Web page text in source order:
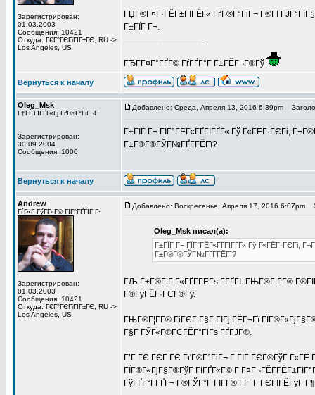
Зарегистрирован:
01.03.2003
Сообщения: 10421
Откуда: Г€Г°ГЄГіГІГ±ГЄ, RU ->
Los Angeles, US
ГЏГ®Г¤Г·ГЁГ±ГІГЁГ« ГґГ®Г°ГіГ¬ Г®ГІ
Г±ГЇГ Г¬.
ГЂГ­Г¤Г°ГҐГ© ГѓГҐГ°Г Г±ГЁГ¬Г®Гў
Вернуться к началу
Oleg_Msk
Г†ГЁГІГҐГ«Гј ГґГ®Г°ГіГ¬Г
Зарегистрирован:
30.09.2004
Сообщения: 1000
Добавлено: Среда, Апреля 13, 2016 6:39pm
Г±ГЇГ Г¬ ГЇГ°ГЁГ«ГҐГІГҐГ« Гў Г«ГЁГ·ГЄГі,
Г±Г®Г®ГЎГ№ГҐГ­ГЁГї?
Вернуться к началу
Andrew
ГѓГ«Г ГўГ­Г»Г© ГІГ°ГҐГЇГ Г·
Зарегистрирован:
01.03.2003
Сообщения: 10421
Откуда: Г€Г°ГЄГіГІГ±ГЄ, RU ->
Los Angeles, US
Добавлено: Воскресенье, Апреля 17, 2016 6:07pm
Oleg_Msk писал(а):
Г±ГЇГ Г¬ ГЇГ°ГЁГ«ГҐГІГҐГ« Гў Г«ГЁГ·ГЄГі,
Г±Г®Г®ГЎГ№ГҐГ­ГЁГї?
ГЉ Г±Г®Г¦Г Г«ГҐГ­ГЁГѕ Г­ГҐГІ. ГЊГ®Г¦Г­Г®
Г®ГўГЁГ·ГЄГ®Гў.
ГЊГ®Г¦Г­Г® ГіГЄГ Г§Г ГІГј ГЁГ¬Гї
Г§Г ГЎГ«Г®ГЄГЁГ°ГіГѕ ГҐГЈГ®.
Г’Г ГЄ ГЄГ ГЄ ГґГ®Г°ГіГ¬ Г ГІГ ГЄГ®ГўГ
ГЇГ®Г«ГјГ§Г®ГўГ ГІГҐГ«Г© Г
ГўГҐГ°Г­ГҐГ¬ Г®ГЎГ°Г ГІГ­Г® Г­Г Г ГЄГІГЁГўГ